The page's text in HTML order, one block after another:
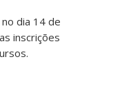
dia 14 de
inscrições